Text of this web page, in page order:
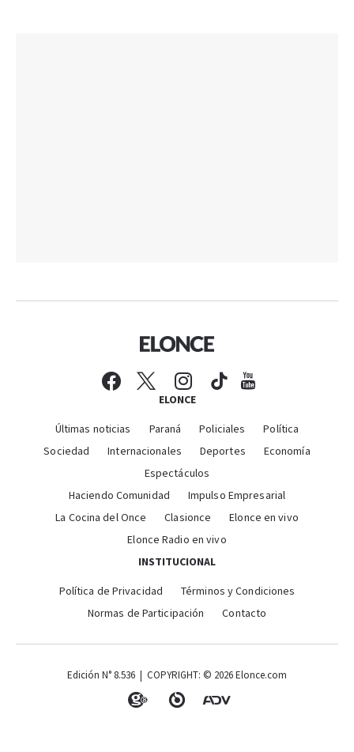
ELONCE
Últimas noticias Paraná Policiales
Política
Sociedad
Internacionales Deportes
Economía
Espectáculos
Haciendo Comunidad
Impulso Empresarial
La Cocina del Once
Clasionce
Elonce en vivo
Elonce Radio en vivo
INSTITUCIONAL
Política de Privacidad
Términos y Condiciones
Normas de Participación
Contacto
Edición N° 8.536 | COPYRIGHT: © 2026 Elonce.com